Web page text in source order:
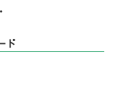
ド